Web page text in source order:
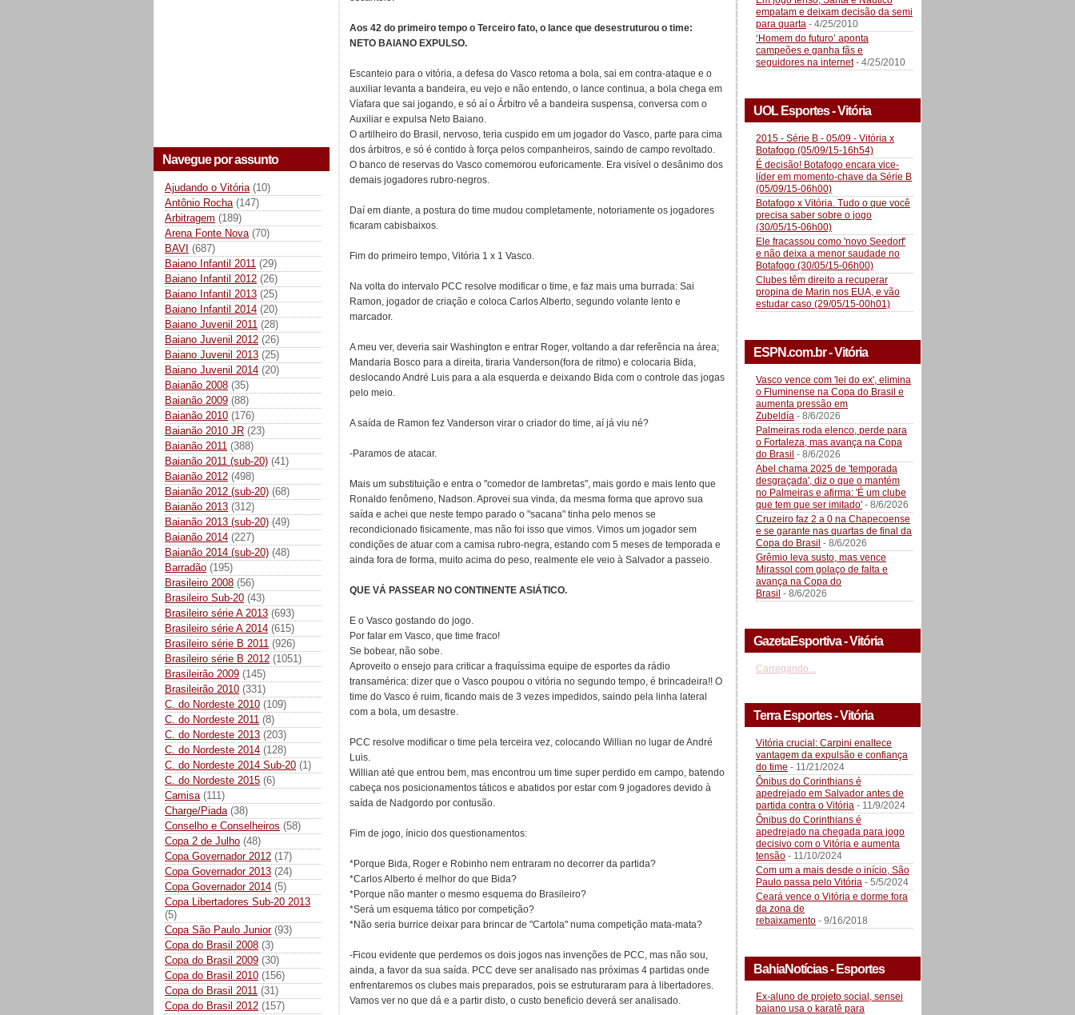
Navegue por assunto
Ajudando o Vitória (10)
Antônio Rocha (147)
Arbitragem (189)
Arena Fonte Nova (70)
BAVI (687)
Baiano Infantil 2011 (29)
Baiano Infantil 2012 (26)
Baiano Infantil 2013 (25)
Baiano Infantil 2014 (20)
Baiano Juvenil 2011 (28)
Baiano Juvenil 2012 (26)
Baiano Juvenil 2013 (25)
Baiano Juvenil 2014 (20)
Baianão 2008 (35)
Baianão 2009 (88)
Baianão 2010 (176)
Baianão 2010 JR (23)
Baianão 2011 (388)
Baianão 2011 (sub-20) (41)
Baianão 2012 (498)
Baianão 2012 (sub-20) (68)
Baianão 2013 (312)
Baianão 2013 (sub-20) (49)
Baianão 2014 (227)
Baianão 2014 (sub-20) (48)
Barradão (195)
Brasileiro 2008 (56)
Brasileiro Sub-20 (43)
Brasileiro série A 2013 (693)
Brasileiro série A 2014 (615)
Brasileiro série B 2011 (926)
Brasileiro série B 2012 (1051)
Brasileirão 2009 (145)
Brasileirão 2010 (331)
C. do Nordeste 2010 (109)
C. do Nordeste 2011 (8)
C. do Nordeste 2013 (203)
C. do Nordeste 2014 (128)
C. do Nordeste 2014 Sub-20 (1)
C. do Nordeste 2015 (6)
Camisa (111)
Charge/Piada (38)
Conselho e Conselheiros (58)
Copa 2 de Julho (48)
Copa Governador 2012 (17)
Copa Governador 2013 (24)
Copa Governador 2014 (5)
Copa Libertadores Sub-20 2013
(5)
Copa São Paulo Junior (93)
Copa do Brasil 2008 (3)
Copa do Brasil 2009 (30)
Copa do Brasil 2010 (156)
Copa do Brasil 2011 (31)
Copa do Brasil 2012 (157)
Aos 42 do primeiro tempo o Terceiro fato, o lance que desestruturou o time:
NETO BAIANO EXPULSO.
Escanteio para o vitória, a defesa do Vasco retoma a bola, sai em contra-ataque e o
auxiliar levanta a bandeira, eu vejo e não entendo, o lance continua, a bola chega em
Víafara que sai jogando, e só aí o Árbitro vê a bandeira suspensa, conversa com o
Auxiliar e expulsa Neto Baiano.
O artilheiro do Brasil, nervoso, teria cuspido em um jogador do Vasco, parte para cima
dos árbitros, e só é contido à força pelos companheiros, saindo de campo revoltado.
O banco de reservas do Vasco comemorou euforicamente. Era visível o desânimo dos
demais jogadores rubro-negros.
Daí em diante, a postura do time mudou completamente, notoriamente os jogadores
ficaram cabisbaixos.
Fim do primeiro tempo, Vitória 1 x 1 Vasco.
Na volta do intervalo PCC resolve modificar o time, e faz mais uma burrada: Sai
Ramon, jogador de criação e coloca Carlos Alberto, segundo volante lento e
marcador.
A meu ver, deveria sair Washington e entrar Roger, voltando a dar referência na área;
Mandaria Bosco para a direita, tiraria Vanderson(fora de ritmo) e colocaria Bida,
deslocando André Luis para a ala esquerda e deixando Bida com o controle das jogas
pelo meio.
A saída de Ramon fez Vanderson virar o criador do time, aí já viu né?
-Paramos de atacar.
Mais um substituição e entra o "comedor de lambretas", mais gordo e mais lento que
Ronaldo fenômeno, Nadson. Aprovei sua vinda, da mesma forma que aprovo sua
saída e achei que neste tempo parado o "sacana" tinha pelo menos se
recondicionado fisicamente, mas não foi isso que vimos. Vimos um jogador sem
condições de atuar com a camisa rubro-negra, estando com 5 meses de temporada e
ainda fora de forma, muito acima do peso, realmente ele veio à Salvador a passeio.
QUE VÁ PASSEAR NO CONTINENTE ASIÁTICO.
E o Vasco gostando do jogo.
Por falar em Vasco, que time fraco!
Se bobear, não sobe.
Aproveito o ensejo para criticar a fraquíssima equipe de esportes da rádio
transamérica: dizer que o Vasco poupou o vitória no segundo tempo, é brincadeira!! O
time do Vasco é ruim, ficando mais de 3 vezes impedidos, saindo pela linha lateral
com a bola, um desastre.
PCC resolve modificar o time pela terceira vez, colocando Willian no lugar de André
Luis.
Willian até que entrou bem, mas encontrou um time super perdido em campo, batendo
cabeça nos posicionamentos táticos e abatidos por estar com 9 jogadores devido à
saída de Nadgordo por contusão.
Fim de jogo, ínicio dos questionamentos:
*Porque Bida, Roger e Robinho nem entraram no decorrer da partida?
*Carlos Alberto é melhor do que Bida?
*Porque não manter o mesmo esquema do Brasileiro?
*Será um esquema tático por competição?
*Não seria burrice deixar para brincar de "Cartola" numa competição mata-mata?
-Ficou evidente que perdemos os dois jogos nas invenções de PCC, mas não sou,
ainda, a favor da sua saída. PCC deve ser analisado nas próximas 4 partidas onde
enfrentaremos os clubes mais preparados, pois se estruturaram para à libertadores.
Vamos ver no que dá e a partir disto, o custo beneficio deverá ser analisado.
empatam e deixam decisão da semi
para quarta - 4/25/2010
‘Homem do futuro’ aponta
campeões e ganha fãs e
seguidores na internet- 4/25/2010
UOL Esportes - Vitória
2015 - Série B - 05/09 - Vitória x
Botafogo (05/09/15-16h54)
É decisão! Botafogo encara vice-
líder em momento-chave da Série B
(05/09/15-06h00)
Botafogo x Vitória. Tudo o que você
precisa saber sobre o jogo
(30/05/15-06h00)
Ele fracassou como 'novo Seedorf'
e não deixa a menor saudade no
Botafogo (30/05/15-06h00)
Clubes têm direito a recuperar
propina de Marin nos EUA, e vão
estudar caso (29/05/15-00h01)
ESPN.com.br - Vitória
Vasco vence com 'lei do ex', elimina
o Fluminense na Copa do Brasil e
aumenta pressão em
Zubeldía - 8/6/2026
Palmeiras roda elenco, perde para
o Fortaleza, mas avança na Copa
do Brasil - 8/6/2026
Abel chama 2025 de 'temporada
desgraçada', diz o que o mantém
no Palmeiras e afirma: 'É um clube
que tem que ser imitado' - 8/6/2026
Cruzeiro faz 2 a 0 na Chapecoense
e se garante nas quartas de final da
Copa do Brasil - 8/6/2026
Grêmio leva susto, mas vence
Mirassol com golaço de falta e
avança na Copa do
Brasil - 8/6/2026
GazetaEsportiva - Vitória
Carregando...
Terra Esportes - Vitória
Vitória crucial: Carpini enaltece
vantagem da expulsão e confiança
do time - 11/21/2024
Ônibus do Corinthians é
apedrejado em Salvador antes de
partida contra o Vitória - 11/9/2024
Ônibus do Corinthians é
apedrejado na chegada para jogo
decisivo com o Vitória e aumenta
tensão - 11/10/2024
Com um a mais desde o início, São
Paulo passa pelo Vitória - 5/5/2024
Ceará vence o Vitória e dorme fora
da zona de
rebaixamento - 9/16/2018
BahiaNotícias - Esportes
Ex-aluno de projeto social, sensei
baiano usa o karatê para